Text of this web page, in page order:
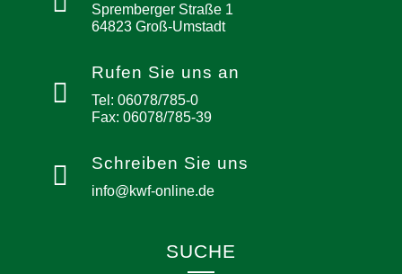
Spremberger Straße 1
64823 Groß-Umstadt
Rufen Sie uns an
Tel: 06078/785-0
Fax: 06078/785-39
Schreiben Sie uns
info@kwf-online.de
SUCHE